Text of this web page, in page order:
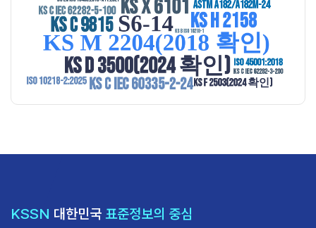
KSSN 대한민국 표준정보의 중심